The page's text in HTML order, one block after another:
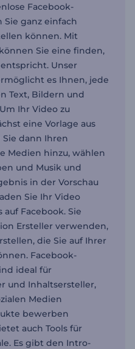
Facebook-
ganz einfach
können. Mit
Sie eine finden,
Unser
es Ihnen, jede
Text, Bildern und
Ihr Video zu
eine Vorlage aus
dann Ihren
Medien hinzu, wählen
und Musik und
in der Vorschau
Sie Ihr Video
Facebook. Sie
Ersteller verwenden,
die Sie auf Ihrer
Facebook-
ideal für
und Inhaltsersteller,
Medien
bewerben
auch Tools für
Es gibt den Intro-